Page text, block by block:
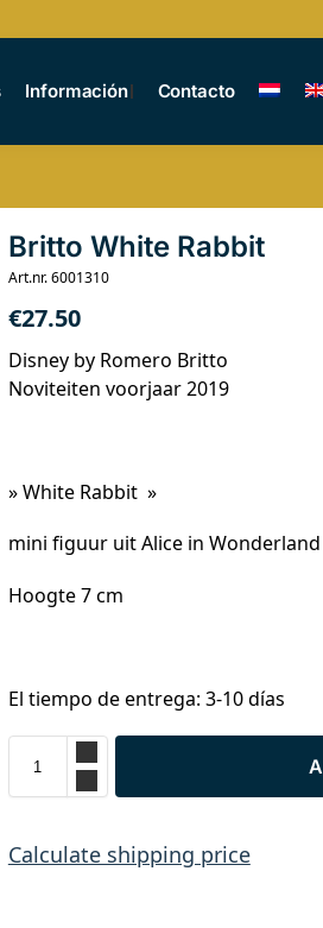
Información Contacto
Britto White Rabbit
Art.nr. 6001310
€27.50
Disney by Romero Britto
Noviteiten voorjaar 2019
» White Rabbit »
mini figuur uit Alice in Wonderland
Hoogte 7 cm
El tiempo de entrega: 3-10 días
Calculate shipping price